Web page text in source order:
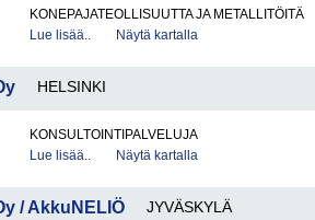
KONEPAJATEOLLISUUTTA JA METALLITÖITÄ
Lue lisää..
Näytä kartalla
HELSINKI
KONSULTOINTIPALVELUJA
Lue lisää..
Näytä kartalla
/ AkkuNELIÖ JYVÄSKYLÄ